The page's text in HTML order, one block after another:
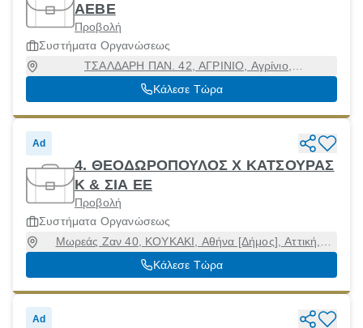
ΑΕΒΕ
Προβολή
Συστήματα Οργανώσεως
ΤΣΑΛΔΑΡΗ ΠΑΝ. 42, ΑΓΡΙΝΙΟ, Αγρίνιο,
Αιτωλοακαρνανία, 30100
Κάλεσε Τώρα
Ad
4. ΘΕΟΔΩΡΟΠΟΥΛΟΣ Χ ΚΑΤΣΟΥΡΑΣ
Κ & ΣΙΑ ΕΕ
Προβολή
Συστήματα Οργανώσεως
Μωρεάς Ζαν 40, ΚΟΥΚΑΚΙ, Αθήνα [Δήμος], Αττική,
11745
Κάλεσε Τώρα
Ad